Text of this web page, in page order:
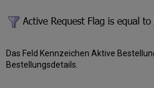
Datum
bis
(Date
Das Feld Kennzeichen Aktive
Bestellungsdetails.